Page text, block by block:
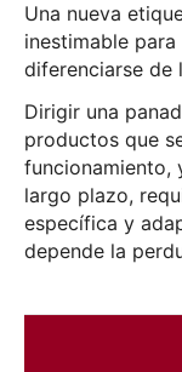
Una nueva
inestimable
diferenciarse de
Dirigir una
productos que
funcionamiento,
largo plazo,
específica y
depende la